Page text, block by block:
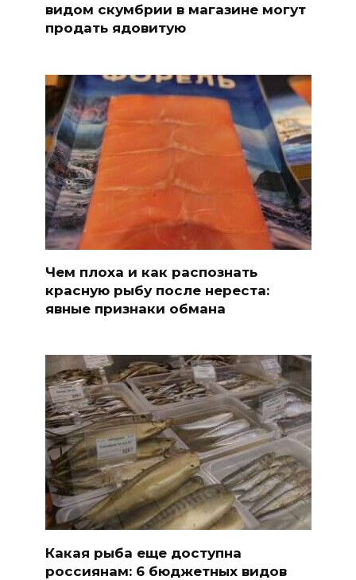
видом скумбрии в магазине могут
продать ядовитую
Чем плоха и как распознать
красную рыбу после нереста:
явные признаки обмана
Какая рыба еще доступна
россиянам: 6 бюджетных видов